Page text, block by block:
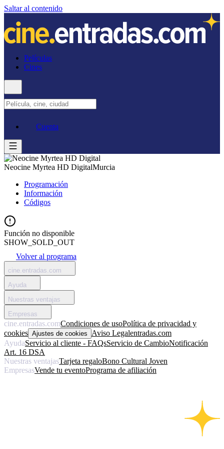
Saltar al contenido
Películas
Cines
Cuenta
Neocine Myrtea HD DigitalMurcia
Programación
Información
Códigos
Función no disponible
SHOW_SOLD_OUT
Volver al programa
cine.entradas.com
Ayuda
Nuestras ventajas
Empresas
cine.entradas.comCondiciones de usoPolítica de privacidad y
cookies Ajustes de cookies Aviso Legalentradas.com
AyudaServicio al cliente - FAQsServicio de CambioNotificación
Art. 16 DSA
Nuestras ventajasTarjeta regaloBono Cultural Joven
EmpresasVende tu eventoPrograma de afiliación